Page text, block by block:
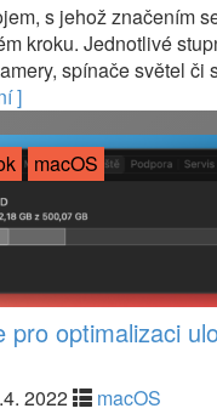
s jehož značením
kroku. Jednotlivé
spínače světel či
]
macOS
pro optimalizaci
2022
macOS